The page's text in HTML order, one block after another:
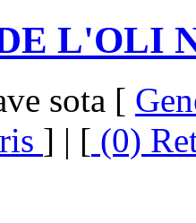
L'OLI
sota [
] | [ (0)